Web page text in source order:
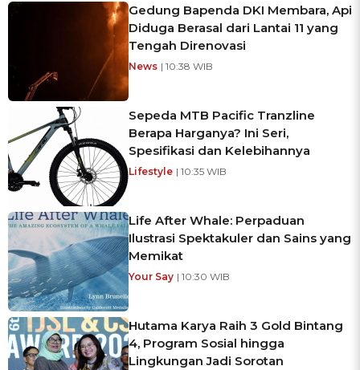
Gedung Bapenda DKI Membara, Api
Diduga Berasal dari Lantai 11 yang
Tengah Direnovasi
News | 10:38 WIB
Sepeda MTB Pacific Tranzline
Berapa Harganya? Ini Seri,
Spesifikasi dan Kelebihannya
Lifestyle | 10:35 WIB
Life After Whale: Perpaduan
Ilustrasi Spektakuler dan Sains yang
Memikat
Your Say | 10:30 WIB
Hutama Karya Raih 3 Gold Bintang
4, Program Sosial hingga
Lingkungan Jadi Sorotan